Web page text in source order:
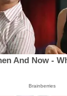
And Now -
Brainberries